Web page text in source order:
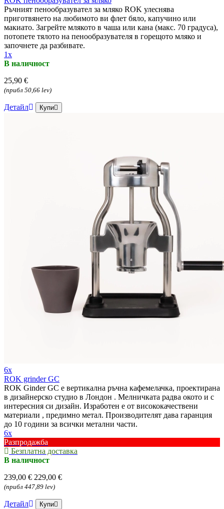
Ръчният пенообразувател за мляко ROK улеснява
приготвянето на любимото ви флет бяло, капучино или
макиато. Загрейте млякото в чаша или кана (макс. 70 градуса),
потопете тялото на пенообразувателя в горещото мляко и
започнете да разбивате.
1x
В наличност
25,90 €
(прибл 50,66 lev)
Детайл Купи
6x
ROK grinder GC
ROK Ginder GC е вертикална ръчна кафемелачка, проектирана
в дизайнерско студио в Лондон . Мелничката радва окото и с
интересния си дизайн. Изработен е от висококачествени
материали , предимно метал. Производителят дава гаранция
до 10 години за всички метални части.
6x
Разпродажба
Безплатна доставка
В наличност
239,00 € 229,00 €
(прибл 447,89 lev)
Детайл Купи